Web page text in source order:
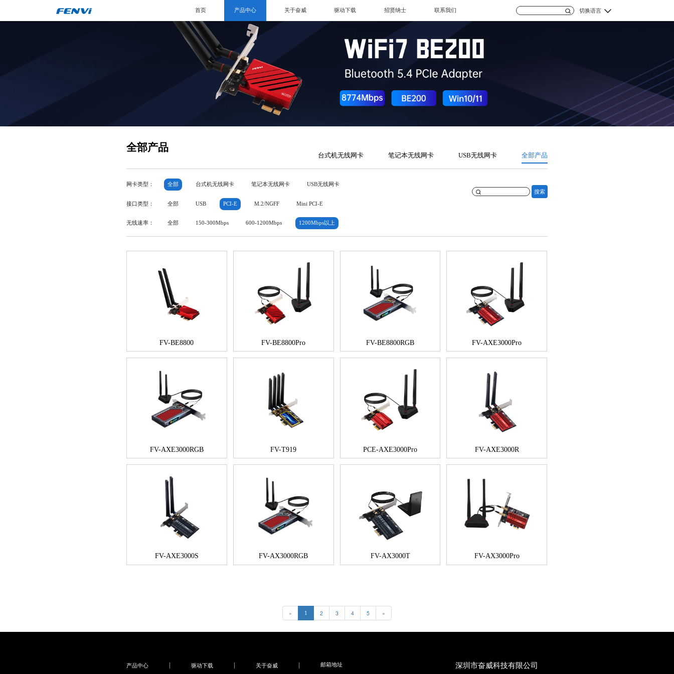
首页 产品中心 关于奋威 驱动下载 招贤纳士 联系我们 切换语言
全部产品
台式机无线网卡 笔记本无线网卡 USB无线网卡 全部产品
网卡类型： 全部 台式机无线网卡 笔记本无线网卡 USB无线网卡
搜索
接口类型： 全部 USB PCI-E M.2/NGFF Mini PCI-E
无线速率： 全部 150-300Mbps 600-1200Mbps 1200Mbps以上
FV-BE8800 FV-BE8800Pro FV-BE8800RGB FV-AXE3000Pro
FV-AXE3000RGB FV-T919 PCE-AXE3000Pro FV-AXE3000R
FV-AXE3000S FV-AX3000RGB FV-AX3000T FV-AX3000Pro
« 1 2 3 4 5 »
产品中心 驱动下载 关于奋威 邮箱地址 深圳市奋威科技有限公司